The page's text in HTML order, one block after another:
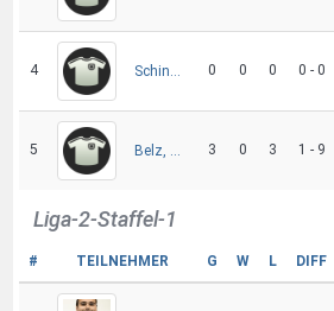
4 0 0 0 0 - 0
5 3 0 3 1 - 9
Liga-2-Staffel-1
# TEILNEHMER G W L DIFF